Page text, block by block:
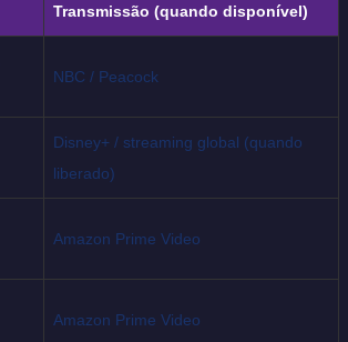
Transmissão (quando disponível)
NBC / Peacock
Disney+ / streaming global (quando
liberado)
Amazon Prime Video
Amazon Prime Video